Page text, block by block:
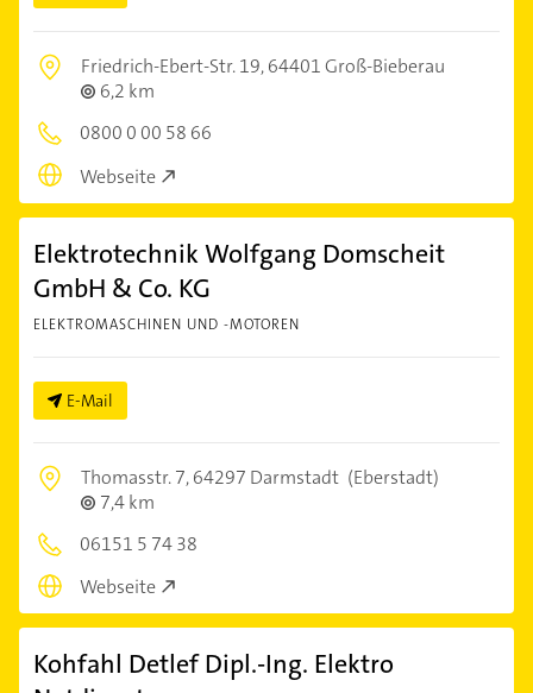
Friedrich-Ebert-Str. 19,64401 Groß-Bieberau
6,2 km
0800 0 00 58 66
Webseite
Elektrotechnik Wolfgang Domscheit
GmbH & Co. KG
ELEKTROMASCHINEN UND -MOTOREN
E-Mail
Thomasstr. 7,64297 Darmstadt (Eberstadt)
7,4 km
06151 5 74 38
Webseite
Kohfahl Detlef Dipl.-Ing. Elektro